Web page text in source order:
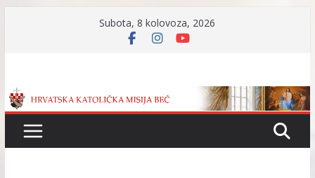
Subota, 8 kolovoza, 2026